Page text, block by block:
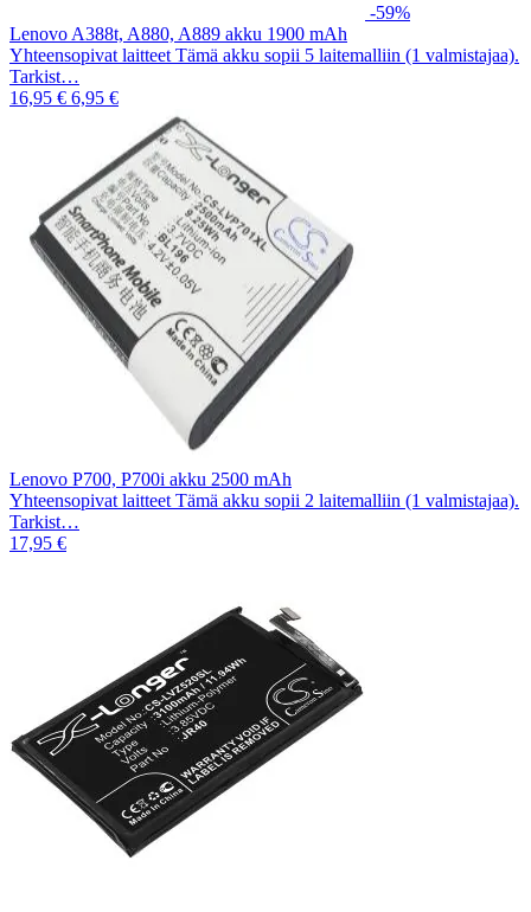
-59%
Lenovo A388t, A880, A889 akku 1900 mAh
Yhteensopivat laitteet Tämä akku sopii 5 laitemalliin (1 valmistajaa).
Tarkist…
16,95 € 6,95 €
Lenovo P700, P700i akku 2500 mAh
Yhteensopivat laitteet Tämä akku sopii 2 laitemalliin (1 valmistajaa).
Tarkist…
17,95 €